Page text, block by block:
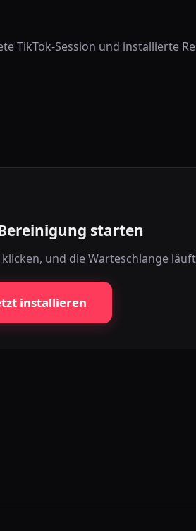
TikTok-Session und installierte
starten
und die Warteschlange
installieren